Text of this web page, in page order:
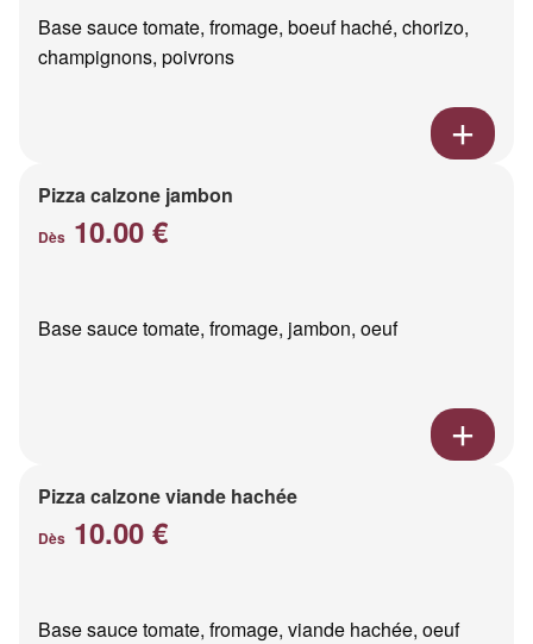
Base sauce tomate, fromage, boeuf haché, chorizo,
champignons, poivrons
Pizza calzone jambon
Dès 10.00 €
Base sauce tomate, fromage, jambon, oeuf
Pizza calzone viande hachée
Dès 10.00 €
Base sauce tomate, fromage, viande hachée, oeuf